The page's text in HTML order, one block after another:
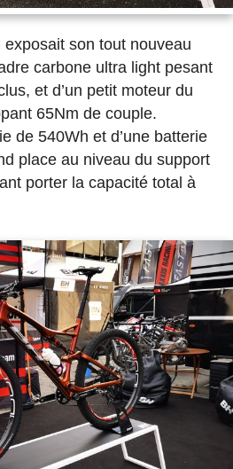
son tout nouveau
carbone ultra light pesant
et d’un petit moteur du
65Nm de couple.
de 540Wh et d’une batterie
place au niveau du support
porter la capacité total à